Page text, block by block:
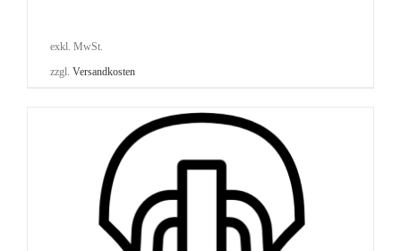
exkl. MwSt.
zzgl. Versandkosten